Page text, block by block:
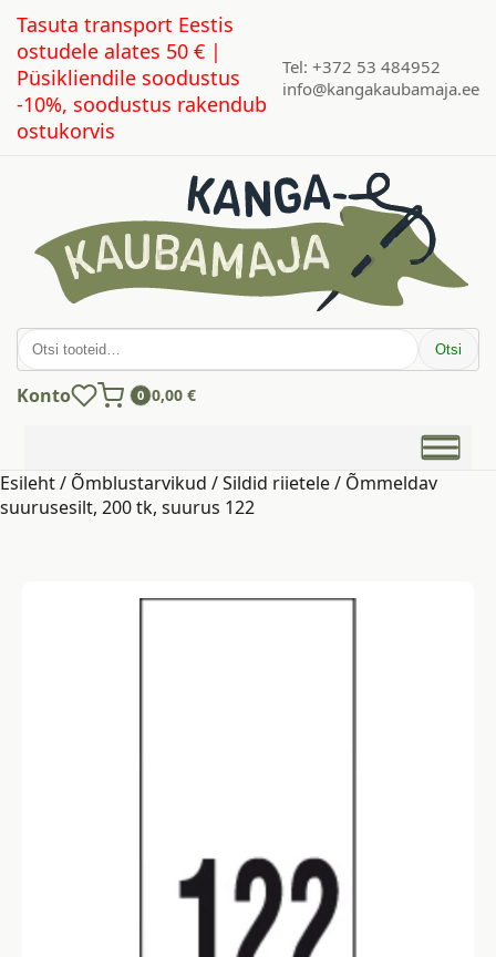
Tasuta transport Eestis
ostudele alates 50 € |
Püsikliendile soodustus
-10%, soodustus rakendub
ostukorvis
Tel: +372 53 484952
info@kangakaubamaja.ee
Otsi: Otsi
Konto 0 0,00 €
Esileht/ Õmblustarvikud /Sildid riietele/ Õmmeldav
suurusesilt, 200 tk, suurus 122